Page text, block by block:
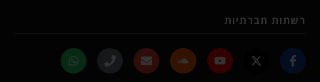
רשתות חברתיות